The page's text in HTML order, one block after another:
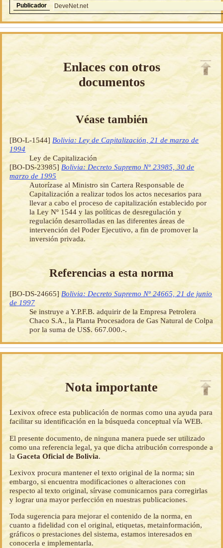
Publicador
DeveNet.net
Enlaces con otros
documentos
Véase también
[BO-L-1544] Bolivia: Ley de Capitalización, 21 de marzo de
1994
Ley de Capitalización
[BO-DS-23985] Bolivia: Decreto Supremo Nº 23985, 30 de
marzo de 1995
Autorízase al Ministro sin Cartera Responsable de
Capitalización a realizar todos los actos necesarios para
llevar a cabo el proceso de capitalización establecido por
la Ley Nº 1544 y las políticas de desregulación y
regulación desarrolladas en las diferentes áreas de
intervención del Poder Ejecutivo, a fin de promover la
inversión privada.
Referencias a esta norma
[BO-DS-24665] Bolivia: Decreto Supremo Nº 24665, 21 de junio
de 1997
Se instruye a Y.P.F.B. adquirir de la Empresa Petrolera
Chaco S.A., la Planta Procesadora de Gas Natural de Colpa
por la suma de US$. 667.000.-.
Nota importante
Lexivox ofrece esta publicación de normas como una ayuda para
facilitar su identificación en la búsqueda conceptual vía WEB.
El presente documento, de ninguna manera puede ser utilizado
como una referencia legal, ya que dicha atribución corresponde a
laGaceta Oficial de Bolivia.
Lexivox procura mantener el texto original de la norma; sin
embargo, si encuentra modificaciones o alteraciones con
respecto al texto original, sírvase comunicarnos para corregirlas
y lograr una mayor perfección en nuestras publicaciones.
Toda sugerencia para mejorar el contenido de la norma, en
cuanto a fidelidad con el original, etiquetas, metainformación,
gráficos o prestaciones del sistema, estamos interesados en
conocerla e implementarla.